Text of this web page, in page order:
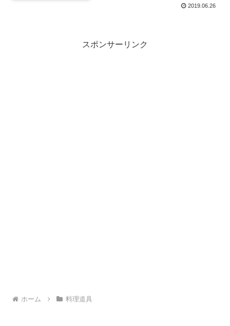
2019.06.26
スポンサーリンク
ホーム 料理道具